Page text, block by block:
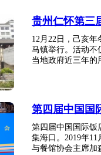
贵州仁怀第三
12月22日，己亥
马镇举行。活动不
当地政府近三年的
第四届中国国
第四届中国国际饭
集海口。2019年
与餐馆协会主席加